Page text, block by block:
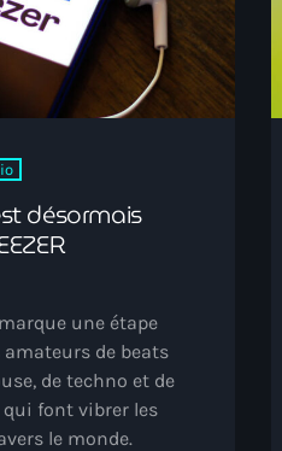
désormais
une étape
de beats
de techno et de
font vibrer les
le monde.